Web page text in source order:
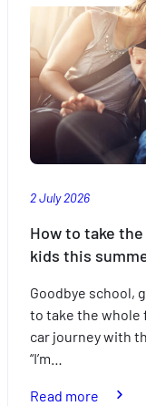
Proposer des
les performances.
sociaux utilisés et
hébergé sur un
says
2 July 2026
How to take
kids this
Goodbye school,
to take the whole
car journey with
“I’m…
Read more